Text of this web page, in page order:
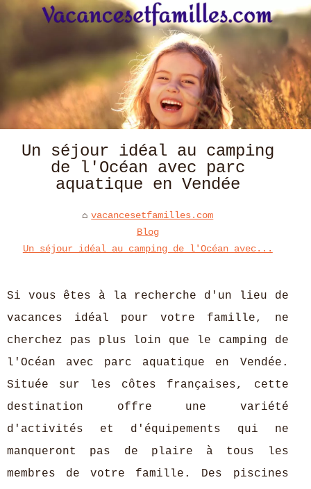
Un séjour idéal au camping
de l'Océan avec parc
aquatique en Vendée
vacancesetfamilles.com
Blog
Un séjour idéal au camping de l'Océan avec...
Si vous êtes à la recherche d'un lieu de
vacances idéal pour votre famille, ne
cherchez pas plus loin que le camping de
l'Océan avec parc aquatique en Vendée.
Située sur les côtes françaises, cette
destination offre une variété
d'activités et d'équipements qui ne
manqueront pas de plaire à tous les
membres de votre famille. Des piscines